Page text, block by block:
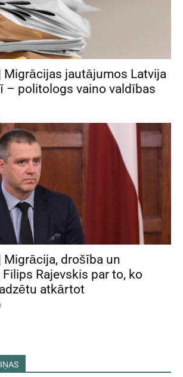
Migrācijas jautājumos Latvija
– politologs vaino valdības
Migrācija, drošība un
Rajevskis par to, ko
atkārtot